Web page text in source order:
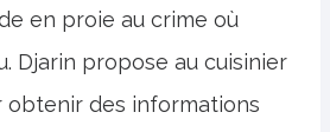
en proie au crime où
Djarin propose au cuisinier
obtenir des informations